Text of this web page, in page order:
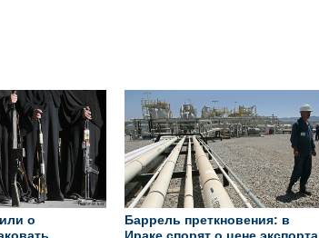
о
Баррель преткновения: в
Ираке спорят о цене экспорта